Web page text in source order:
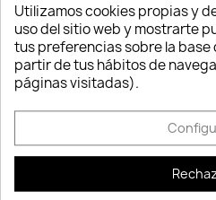
Utilizamos cookies propias y
uso del sitio web y mostrarte
tus preferencias sobre la base
partir de tus hábitos de
páginas visitadas).